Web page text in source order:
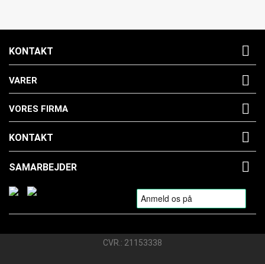
KONTAKT 
VARER 
VORES FIRMA 
KONTAKT 
SAMARBEJDER 
CVR.: 21153338